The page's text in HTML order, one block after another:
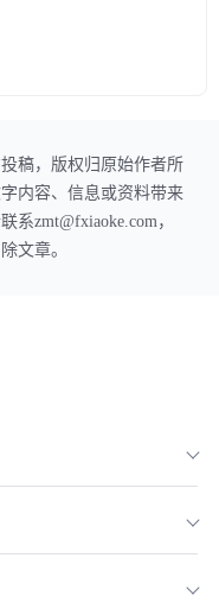
稿，版权归原始作者所
内容、信息或资料带来
系zmt@fxiaoke.com，
文章。